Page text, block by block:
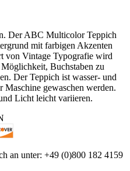
Der ABC Multicolor Teppich
mit farbigen Akzenten
von Vintage Typografie wird
Buchstaben zu
Der Teppich ist wasser- und
Maschine gewaschen werden.
Licht leicht variieren.
an unter: +49 (0)800 182 4159